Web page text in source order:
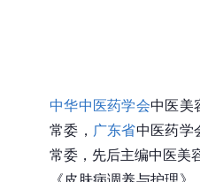
中华中医药学会中医美
常委， 广东省中医药学
常委，先后主编中医美